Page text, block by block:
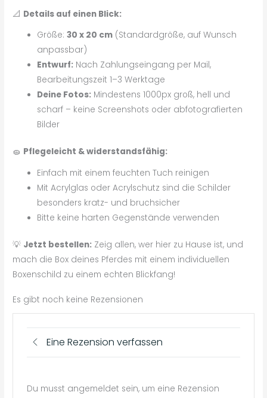
📐 Details auf einen Blick:
Größe:30 x 20 cm (Standardgröße, auf Wunsch
anpassbar)
Entwurf: Nach Zahlungseingang per Mail,
Bearbeitungszeit 1–3 Werktage
Deine Fotos: Mindestens 1000px groß, hell und
scharf – keine Screenshots oder abfotografierten
Bilder
🧽 Pflegeleicht & widerstandsfähig:
Einfach mit einem feuchten Tuch reinigen
Mit Acrylglas oder Acrylschutz sind die Schilder
besonders kratz- und bruchsicher
Bitte keine harten Gegenstände verwenden
💡 Jetzt bestellen: Zeig allen, wer hier zu Hause ist, und
mach die Box deines Pferdes mit einem individuellen
Boxenschild zu einem echten Blickfang!
Es gibt noch keine Rezensionen
Eine Rezension verfassen
Du musst angemeldet sein, um eine Rezension